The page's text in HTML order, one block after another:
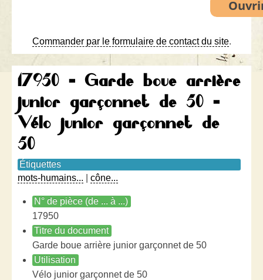
Commander par le formulaire de contact du site.
17950 - Garde boue arrière
junior garçonnet de 50 -
Vélo junior garçonnet de
50
Étiquettes
mots-humains...
cône...
N° de pièce (de ... à ...)
17950
Titre du document
Garde boue arrière junior garçonnet de 50
Utilisation
Vélo junior garçonnet de 50